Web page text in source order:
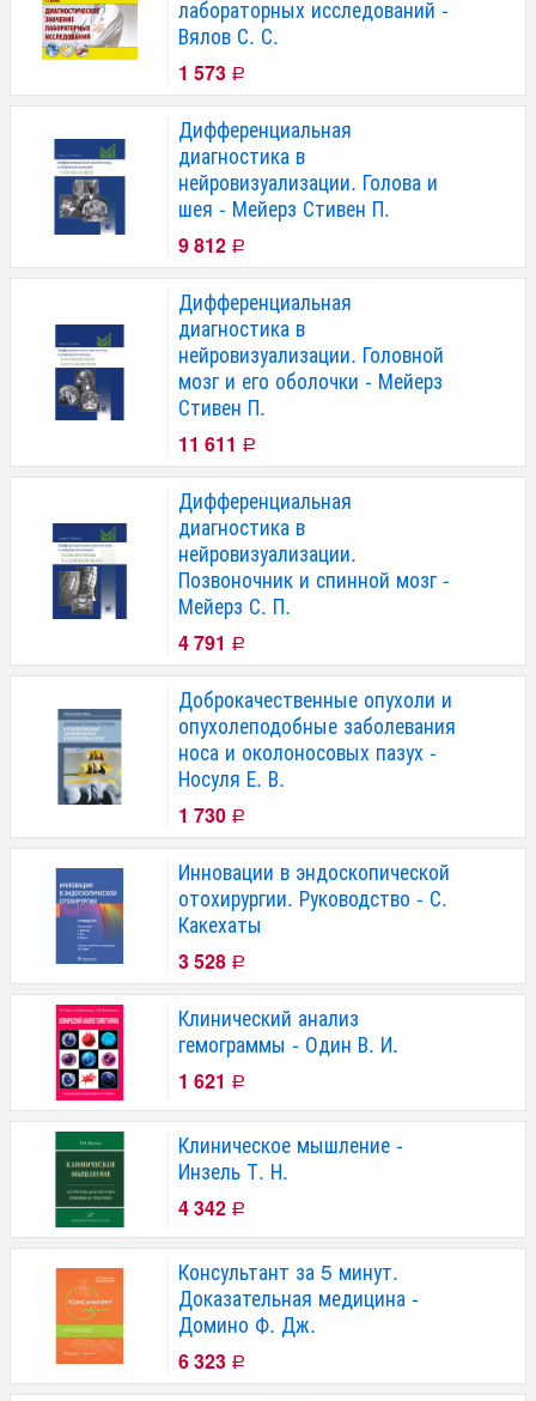
лабораторных исследований -
Вялов С. С.
1 573 Р
Дифференциальная
диагностика в
нейровизуализации. Голова и
шея - Мейерз Стивен П.
9 812 Р
Дифференциальная
диагностика в
нейровизуализации. Головной
мозг и его оболочки - Мейерз
Стивен П.
11 611 Р
Дифференциальная
диагностика в
нейровизуализации.
Позвоночник и спинной мозг -
Мейерз С. П.
4 791 Р
Доброкачественные опухоли и
опухолеподобные заболевания
носа и околоносовых пазух -
Носуля Е. В.
1 730 Р
Инновации в эндоскопической
отохирургии. Руководство - С.
Какехаты
3 528 Р
Клинический анализ
гемограммы - Один В. И.
1 621 Р
Клиническое мышление -
Инзель Т. Н.
4 342 Р
Консультант за 5 минут.
Доказательная медицина -
Домино Ф. Дж.
6 323 Р